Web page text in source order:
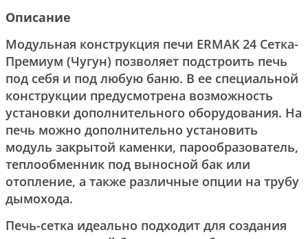
Описание
Модульная конструкция печи ERMAK 24 Сетка-
Премиум (Чугун) позволяет подстроить печь
под себя и под любую баню. В ее специальной
конструкции предусмотрена возможность
установки дополнительного оборудования. На
печь можно дополнительно установить
модуль закрытой каменки, парообразователь,
теплообменник под выносной бак или
отопление, а также различные опции на трубу
дымохода.
Печь-сетка идеально подходит для создания